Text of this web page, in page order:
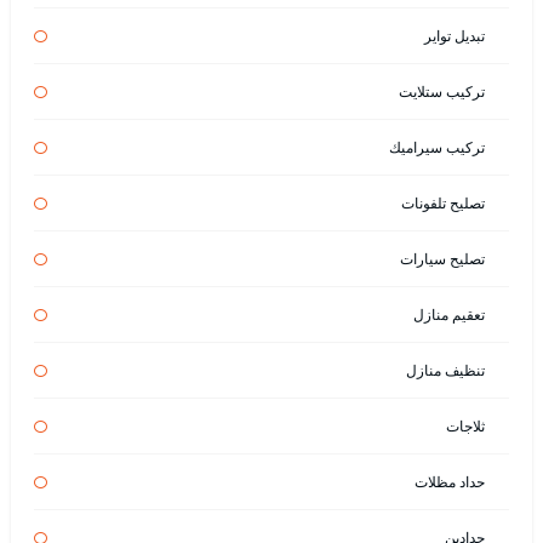
تبديل تواير
تركيب ستلايت
تركيب سيراميك
تصليح تلفونات
تصليح سيارات
تعقيم منازل
تنظيف منازل
ثلاجات
حداد مظلات
حدادين